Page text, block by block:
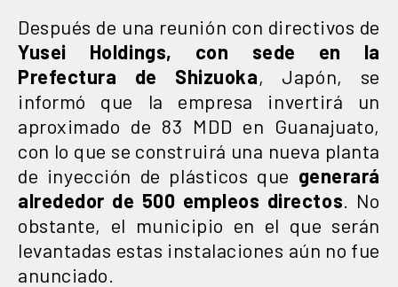
Después de una reunión con directivos de
Yusei Holdings, con sede en la
Prefectura de Shizuoka, Japón, se
informó que la empresa invertirá un
aproximado de 83 MDD en Guanajuato,
con lo que se construirá una nueva planta
de inyección de plásticos que generará
alrededor de 500 empleos directos . No
obstante, el municipio en el que serán
levantadas estas instalaciones aún no fue
anunciado.